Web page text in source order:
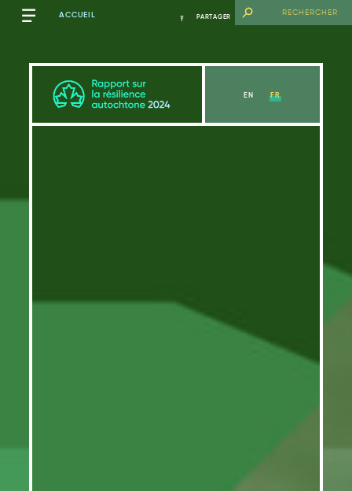
ACCUEIL PARTAGER
EN FR